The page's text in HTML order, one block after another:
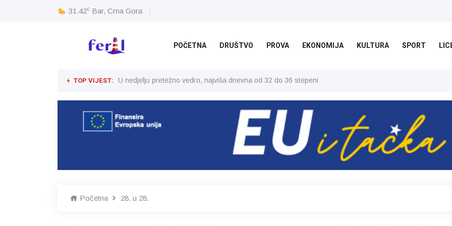
31.42c Bar, Crna Gora
POČETNA DRUŠTVO PROVA EKONOMIJA KULTURA SPORT
TOP VIJEST: U nedjelju pretežno vedro, najviša dnevna od 32 do 36 stepeni
Početna 28. u 28.